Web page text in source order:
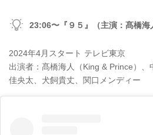
23:06〜『９５』（主演：髙橋
2024年4月スタート テレビ東京
出演者：髙橋海人（King & Prince）、
佳央太、犬飼貴丈、関口メンディー